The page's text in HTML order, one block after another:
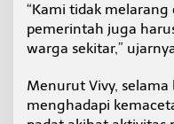
“Kami tidak
pemerintah juga
warga sekitar,”
Menurut Vivy,
menghadapi